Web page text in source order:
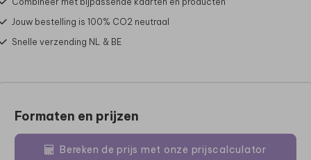
Jouw bestelling is 100% CO2 neutraal
Snelle verzending NL & BE
Formaten en prijzen
Bereken de prijs met onze prijscalculator